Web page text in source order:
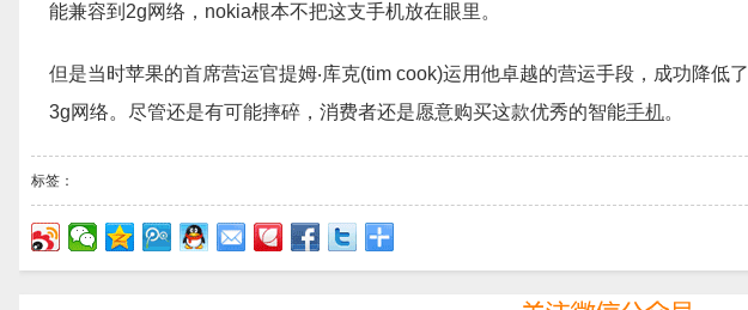
能兼容到2g网络，nokia根本不把这支手机放在眼里。
但是当时苹果的首席营运官提姆‧库克(tim cook)运用他卓越的营运手段，成功降低了
3g网络。尽管还是有可能摔碎，消费者还是愿意购买这款优秀的智能手机。
标签：